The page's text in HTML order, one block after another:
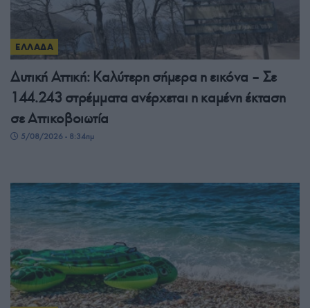
ΕΛΛΑΔΑ
Δυτική Αττική: Καλύτερη σήμερα η εικόνα – Σε
144.243 στρέμματα ανέρχεται η καμένη έκταση
σε Αττικοβοιωτία
5/08/2026 - 8:34πμ